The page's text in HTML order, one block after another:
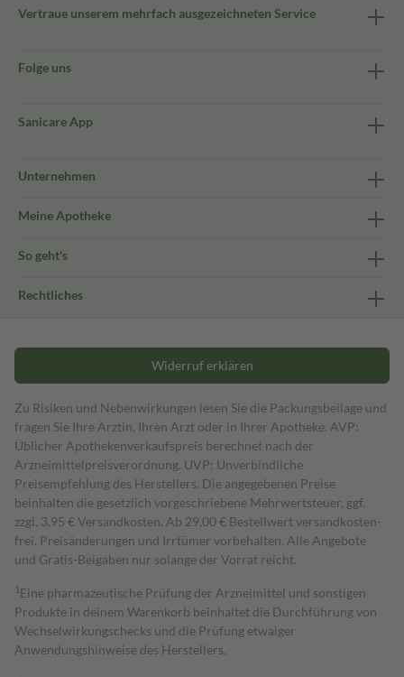
Vertraue unserem mehrfach ausgezeichneten Service
Folge uns
Sanicare App
Unternehmen
Meine Apotheke
So geht's
Rechtliches
Widerruf erklären
Zu Risiken und Nebenwirkungen lesen Sie die Packungsbeilage und
fragen Sie Ihre Ärztin, Ihren Arzt oder in Ihrer Apotheke. AVP:
Üblicher Apothekenverkaufspreis berechnet nach der
Arzneimittelpreisverordnung. UVP: Unverbindliche
Preisempfehlung des Herstellers. Die angegebenen Preise
beinhalten die gesetzlich vorgeschriebene Mehrwertsteuer, ggf.
zzgl. 3,95 € Versandkosten. Ab 29,00 € Bestell­wert versand­kosten­
frei. Preisänderungen und Irrtümer vorbehalten. Alle Angebote
und Gratis-Beigaben nur solange der Vorrat reicht.
1 Eine pharmazeutische Prüfung der Arzneimittel und sonstigen
Produkte in deinem Warenkorb beinhaltet die Durchführung von
Wechselwirkungschecks und die Prüfung etwaiger
Anwendungshinweise des Herstellers.